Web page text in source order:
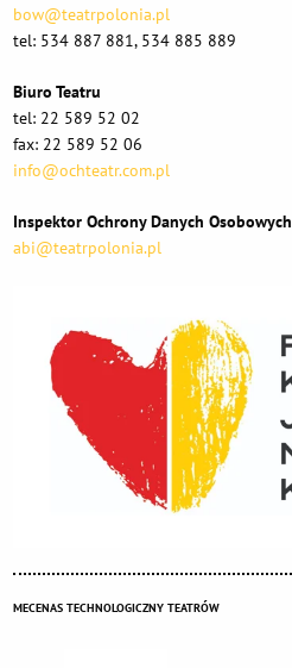
bow@teatrpolonia.pl
tel: 534 887 881, 534 885 889
Biuro Teatru
tel: 22 589 52 02
fax: 22 589 52 06
info@ochteatr.com.pl
Inspektor Ochrony Danych Osobowych
abi@teatrpolonia.pl
MECENAS TECHNOLOGICZNY TEATRÓW